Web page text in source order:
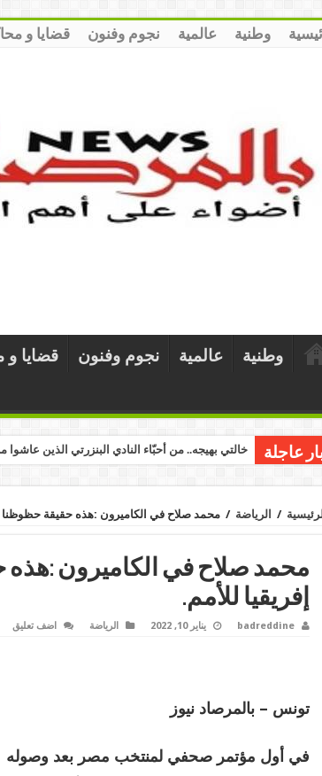
وطنية عالمية نجوم وفنون قضايا و
وطنية عالمية نجوم وفنون قضايا و
عاجلة خالتي بهيجه.. من أحبّاء النادي البنزرتي الذين
/ الرياضة / محمد صلاح في الكاميرون :هذه حقيقة حظوظنا
محمد صلاح في الكاميرون
إفريقيا للأمم.
badreddine يناير 10, 2022 الرياضة اضف تعليق
تونس – بالمرصاد نيوز
في أول مؤتمر صحفي لمنتخب مصر بعد وصوله